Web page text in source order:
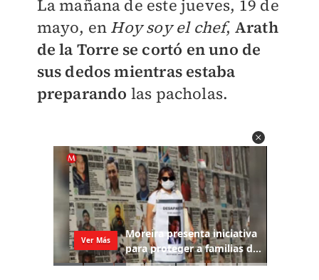
La mañana de este jueves, 19 de
mayo, en Hoy soy el chef, Arath
de la Torre se cortó en uno de
sus dedos mientras estaba
preparando las pacholas.